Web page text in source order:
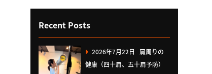
Recent Posts
2026年7月22日
肩周りの
健康（四十肩、五十肩予防）